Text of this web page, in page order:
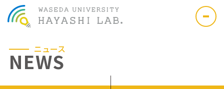
ニュース
NEWS